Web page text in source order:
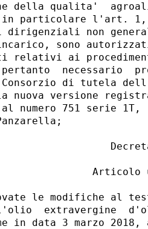
della qualita'
in particolare l'art.
non
sono
relativi ai
necessario
di tutela
nuova versione
al numero 751 serie
le modifiche al
extravergine
in data 3 marzo